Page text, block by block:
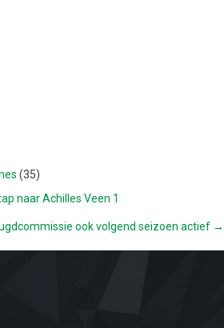
(35)
naar Achilles Veen 1
ook volgend seizoen actief →